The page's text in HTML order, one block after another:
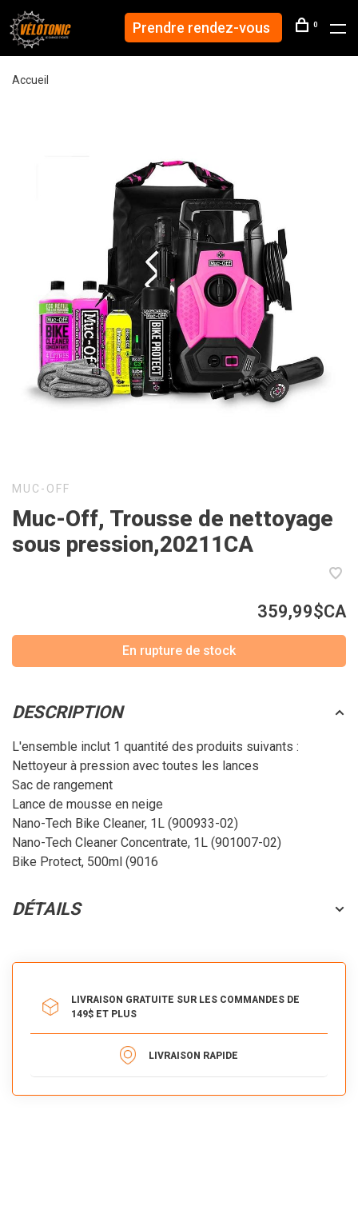
Prendre rendez-vous 0
Accueil
MUC-OFF
Muc-Off, Trousse de nettoyage
sous pression,20211CA
359,99$CA
En rupture de stock
DESCRIPTION
L'ensemble inclut 1 quantité des produits suivants :
Nettoyeur à pression avec toutes les lances
Sac de rangement
Lance de mousse en neige
Nano-Tech Bike Cleaner, 1L (900933-02)
Nano-Tech Cleaner Concentrate, 1L (901007-02)
Bike Protect, 500ml (9016
DÉTAILS
LIVRAISON GRATUITE SUR LES COMMANDES DE
149$ ET PLUS
LIVRAISON RAPIDE